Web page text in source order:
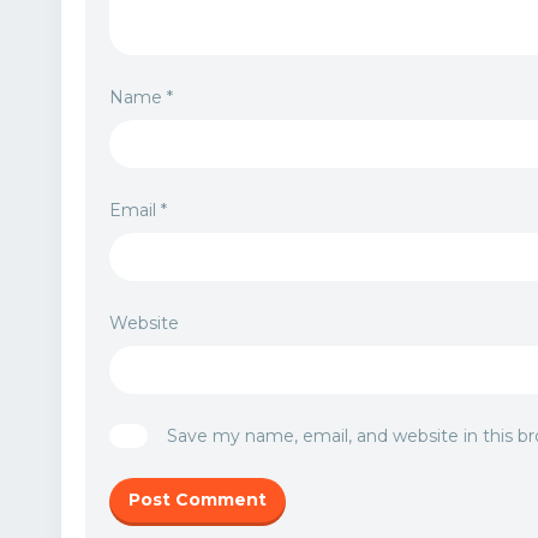
Name *
Email *
Website
Save my name, email, and website in this